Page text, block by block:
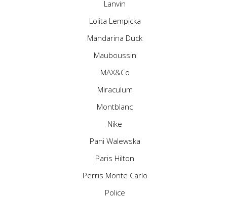
Lanvin
Lolita Lempicka
Mandarina Duck
Mauboussin
MAX&Co
Miraculum
Montblanc
Nike
Pani Walewska
Paris Hilton
Perris Monte Carlo
Police